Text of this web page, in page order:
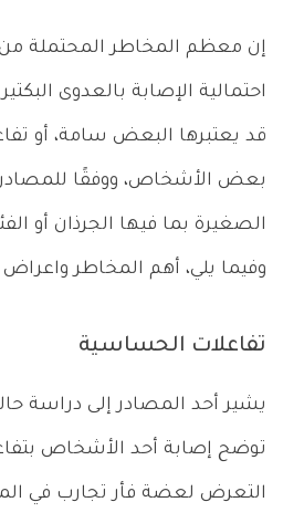
إن معظم المخاطر المحتملة
احتمالية الإصابة بالعدوى
قد يعتبرها البعض سامة، أو
بعض الأشخاص، ووفقًا
الصغيرة بما فيها الجرذان أو
وفيما يلي، أهم المخاطر
تفاعلات الحساسية
توضح إصابة أحد الأشخاص
التعرض لعضة فأر تجارب في